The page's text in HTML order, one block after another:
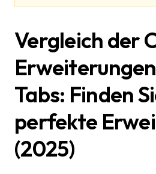
Vergleich der
Tabs: Finden
perfekte
(2025)